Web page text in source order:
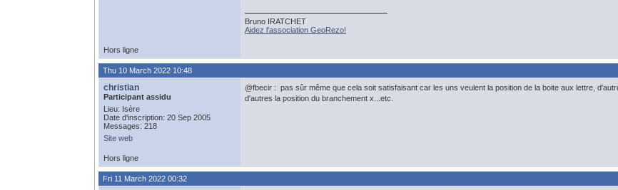
Bruno IRATCHET
Aidez l'association GeoRezo!
Hors ligne
Thu 10 March 2022 10:48
christian
Participant assidu
Lieu: Isère
Date d'inscription: 20 Sep 2005
Messages: 218
Site web
@fbecir : pas sûr même que cela soit satisfaisant car les uns veulent la position de la boite aux lettre,
d'autres la position du branchement x...etc.
Hors ligne
Fri 11 March 2022 00:32